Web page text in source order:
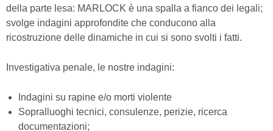
della parte lesa: MARLOCK è una spalla a fianco dei legali;
svolge indagini approfondite che conducono alla
ricostruzione delle dinamiche in cui si sono svolti i fatti.
Investigativa penale, le nostre indagini:
Indagini su rapine e/o morti violente
Sopralluoghi tecnici, consulenze, perizie, ricerca
documentazioni;